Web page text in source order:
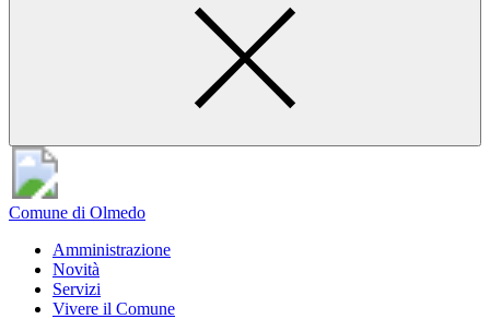
Comune di Olmedo
Amministrazione
Novità
Servizi
Vivere il Comune